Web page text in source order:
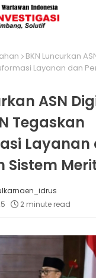
BKN Luncurkan
Layanan dan
ASN
Tegaskan
Layanan
Sistem
2 minute read